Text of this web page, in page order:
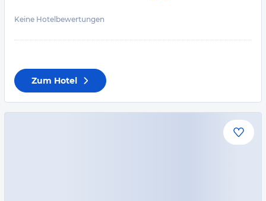
Keine Hotelbewertungen
Zum Hotel